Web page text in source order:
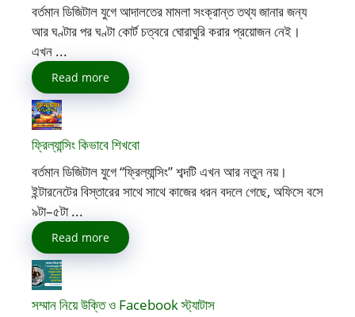
বর্তমান ডিজিটাল যুগে আদালতের মামলা সংক্রান্ত তথ্য জানার জন্য
আর ঘণ্টার পর ঘণ্টা কোর্ট চত্বরে ঘোরাঘুরি করার প্রয়োজন নেই।
এখন ...
Read more
ফ্রিল্যান্সিং কিভাবে শিখবো
বর্তমান ডিজিটাল যুগে “ফ্রিল্যান্সিং” শব্দটি এখন আর নতুন নয়।
ইন্টারনেটের বিস্তারের সাথে সাথে কাজের ধরন বদলে গেছে, অফিসে বসে
৯টা–৫টা ...
Read more
সম্মান নিয়ে উক্তি ও Facebook স্ট্যাটাস